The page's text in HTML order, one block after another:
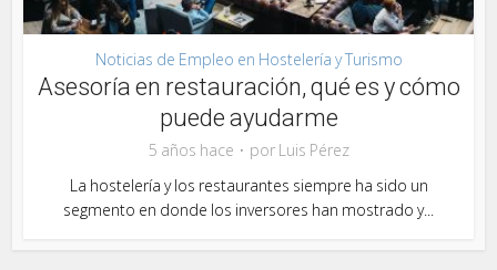
Noticias de Empleo en Hostelería y Turismo
Asesoría en restauración, qué es y cómo
puede ayudarme
5 años hace por Luis Pérez
La hostelería y los restaurantes siempre ha sido un
segmento en donde los inversores han mostrado y...